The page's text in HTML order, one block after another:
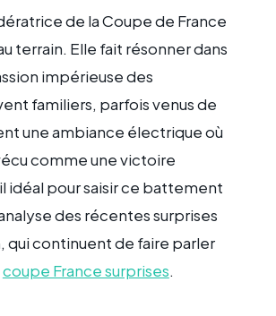
de la Coupe de France
terrain. Elle fait résonner dans
impérieuse des
familiers, parfois venus de
une ambiance électrique où
comme une victoire
idéal pour saisir ce battement
des récentes surprises
continuent de faire parler
coupe France surprises.